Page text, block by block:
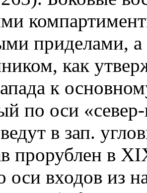
приделами,
как
к
по оси
в зап.
прорублен в
оси входов из